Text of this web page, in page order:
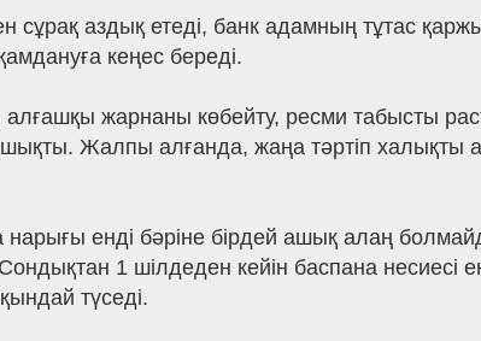
сұрақ аздық етеді, банк адамның тұтас
кеңес береді.
алғашқы жарнаны көбейту, ресми табысты
Жалпы алғанда, жаңа тәртіп халықты
енді бәріне бірдей ашық алаң
1 шілдеден кейін баспана несиесі
түседі.